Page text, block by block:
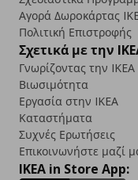
Αγορά Δωρoκάρτας
Πολιτική Επιστροφής
Σχετικά με την
Γνωρίζοντας την IKEA
Βιωσιμότητα
Εργασία στην IKEA
Καταστήματα
Συχνές Ερωτήσεις
Επικοινωνήστε μαζί
IKEA in Store App: